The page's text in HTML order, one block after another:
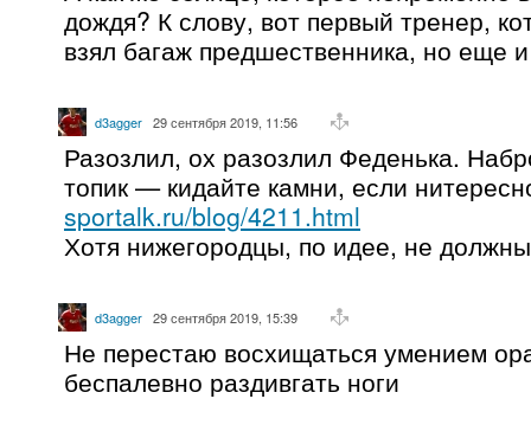
дождя? К слову, вот первый тренер,
взял багаж предшественника, но еще
d3agger 29 сентября 2019, 11:56
Разозлил, ох разозлил Феденька.
топик — кидайте камни, если
sportalk.ru/blog/4211.html
Хотя нижегородцы, по идее, не
d3agger 29 сентября 2019, 15:39
Не перестаю восхищаться умением
беспалевно раздивгать ноги